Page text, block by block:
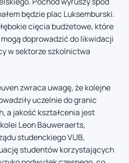
będzie plac Luksemburski.
cięcia budżetowe, które
doprowadzić do likwidacji
w sektorze szkolnictwa
zwraca uwagę, że kolejne
uczelnie do granic
a jakość kształcenia jest
Leon Bauweraerts,
studenckiego VUB,
studentów korzystających